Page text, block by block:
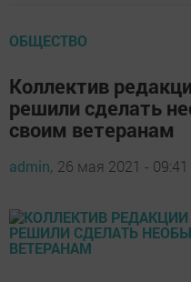
ОБЩЕСТВО
Коллектив
решили сделать
своим ветеранам
admin, 26 мая 2021 - 09:41